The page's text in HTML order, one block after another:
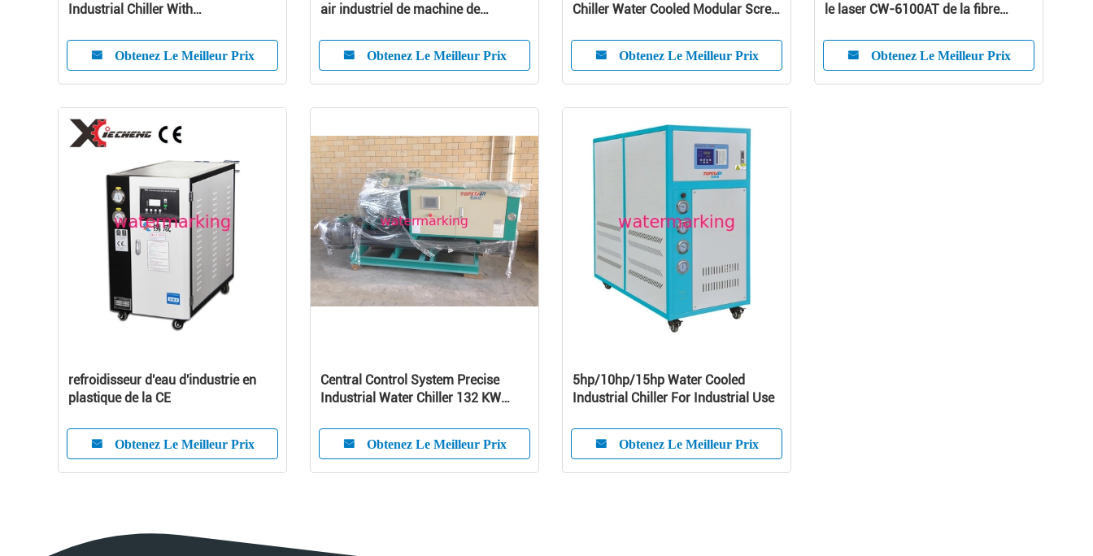
Industrial Chiller With
Obtenez Le Meilleur Prix
air industriel de machine de
Obtenez Le Meilleur Prix
Chiller Water Cooled Modular Screw
Obtenez Le Meilleur Prix
le laser CW-6100AT de la fibre
Obtenez Le Meilleur Prix
refroidisseur d'eau d'industrie en
plastique de la CE
Obtenez Le Meilleur Prix
Central Control System Precise
Industrial Water Chiller 132 KW
Obtenez Le Meilleur Prix
5hp/10hp/15hp Water Cooled
Industrial Chiller For Industrial Use
Obtenez Le Meilleur Prix